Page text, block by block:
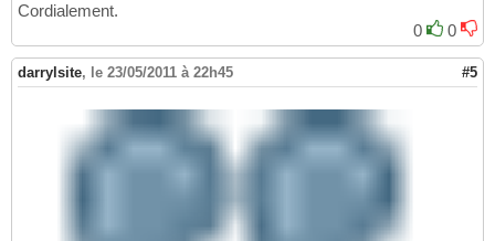
Cordialement.
0
0
darrylsite, le 23/05/2011 à 22h45 #5